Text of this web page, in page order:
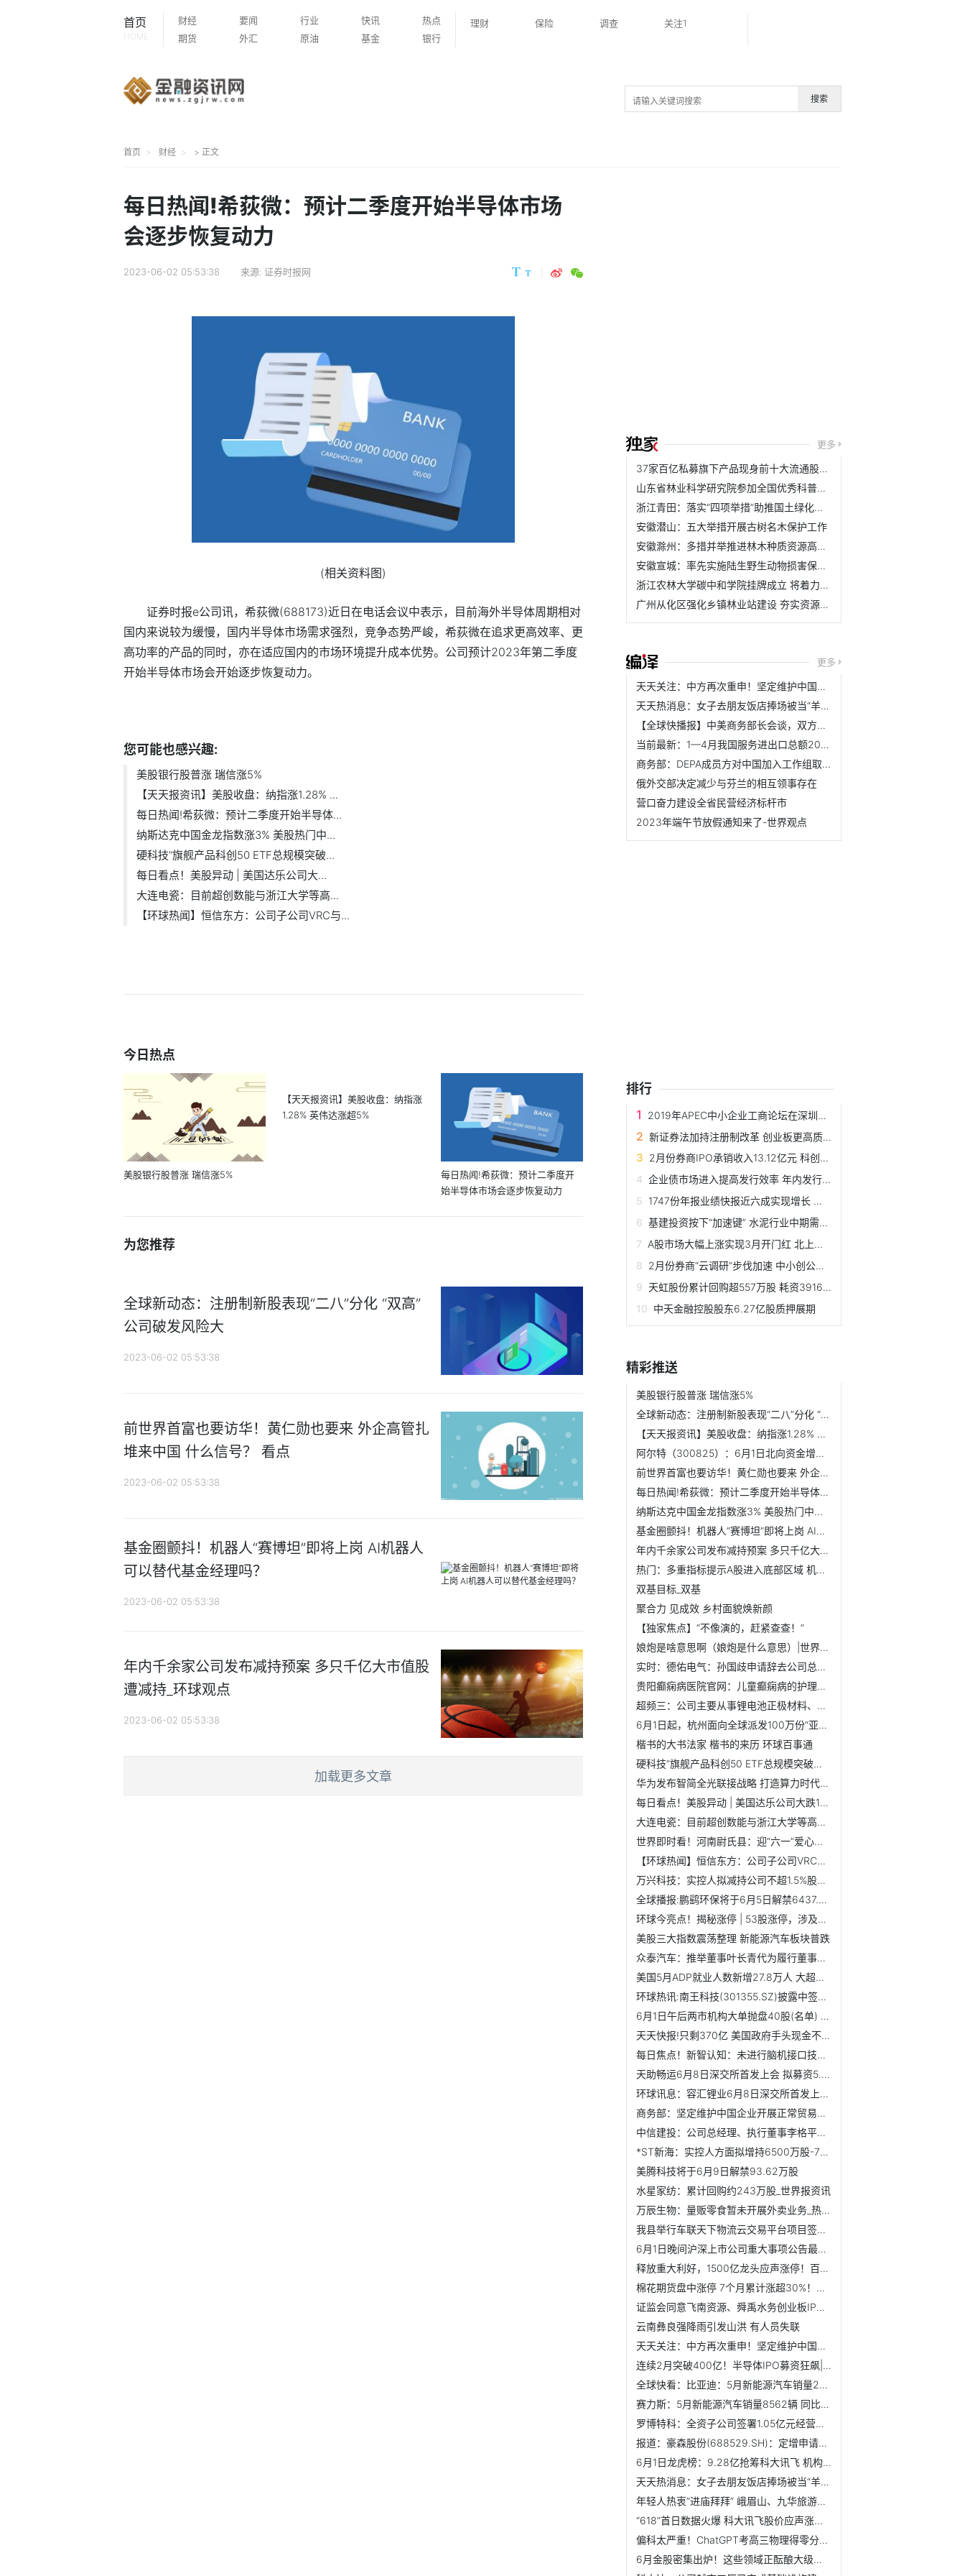
首页
HOME
财经 要闻 行业 快讯
热点
期货
外汇 原油 基金 银行
理财 保险 调查 关注1
搜索
首页 财经 > 正文
每日热闻!希荻微：预计二季度开始半导体市场
会逐步恢复动力
2023-06-02 05:53:38 来源: 证券时报网
(相关资料图)
证券时报e公司讯，希荻微(688173)近日在电话会议中表示，目前海外半导体周期相对
国内来说较为缓慢，国内半导体市场需求强烈，竞争态势严峻，希荻微在追求更高效率、更
高功率的产品的同时，亦在适应国内的市场环境提升成本优势。公司预计2023年第二季度
开始半导体市场会开始逐步恢复动力。
您可能也感兴趣:
美股银行股普涨 瑞信涨5%
【天天报资讯】美股收盘：纳指涨1.28% ...
每日热闻!希荻微：预计二季度开始半导体...
纳斯达克中国金龙指数涨3% 美股热门中...
硬科技”旗舰产品科创50 ETF总规模突破...
每日看点！美股异动 | 美国达乐公司大...
大连电瓷：目前超创数能与浙江大学等高...
【环球热闻】恒信东方：公司子公司VRC与...
今日热点
美股银行股普涨 瑞信涨5%
【天天报资讯】美股收盘：纳指涨
1.28% 英伟达涨超5%
每日热闻!希荻微：预计二季度开
始半导体市场会逐步恢复动力
为您推荐
全球新动态：注册制新股表现“二八”分化 “双高”
公司破发风险大
2023-06-02 05:53:38
前世界首富也要访华！黄仁勋也要来 外企高管扎
堆来中国 什么信号？ 看点
2023-06-02 05:53:38
基金圈颤抖！机器人“赛博坦”即将上岗 AI机器人
可以替代基金经理吗？
2023-06-02 05:53:38
年内千余家公司发布减持预案 多只千亿大市值股
遭减持_环球观点
2023-06-02 05:53:38
加载更多文章
更多
37家百亿私募旗下产品现身前十大流通股名单
山东省林业科学研究院参加全国优秀科普作品评选活动
浙江青田：落实“四项举措”助推国土绿化取得新成效
安徽潜山：五大举措开展古树名木保护工作
安徽滁州：多措并举推进林木种质资源高质量发展
安徽宣城：率先实施陆生野生动物损害保险理赔机制
浙江农林大学碳中和学院挂牌成立 将着力培养具有碳中和与农...
广州从化区强化乡镇林业站建设 夯实资源管护基层基础
更多
天天关注：中方再次重申！坚定维护中国企业开展正常贸易的权利！
天天热消息：女子去朋友饭店捧场被当“羊”宰，朋友诚可欺？
【全球快播报】中美商务部长会谈，双方同意继续保持和加强交流
当前最新：1—4月我国服务进出口总额20816.5亿元，同比增长9.1%
商务部：DEPA成员方对中国加入工作组取得的进展给予积极评价
俄外交部决定减少与芬兰的相互领事存在
营口奋力建设全省民营经济标杆市
2023年端午节放假通知来了-世界观点
排行
2019年APEC中小企业工商论坛在深圳开幕
新证券法加持注册制改革 创业板更高质量发展即日启程
2月份券商IPO承销收入13.12亿元 科创板项目占比近七成
企业债市场进入提高发行效率 年内发行总额或超6000亿元
1747份年报业绩快报近六成实现增长 净利润实现同比翻番公司达154家
基建投资按下“加速键” 水泥行业中期需求有保证
A股市场大幅上涨实现3月开门红 北上资金终结6日净流出
2月份券商“云调研”步伐加速 中小创公司仍是券商调研重点
天虹股份累计回购超557万股 耗资3916.7万元
中天金融控股股东6.27亿股质押展期
精彩推送
美股银行股普涨 瑞信涨5%
全球新动态：注册制新股表现“二八”分化 “双高”公司破发...
【天天报资讯】美股收盘：纳指涨1.28% 英伟达涨超5%
阿尔特（300825）：6月1日北向资金增持3.29万股
前世界首富也要访华！黄仁勋也要来 外企高管扎堆来中国 什...
每日热闻!希荻微：预计二季度开始半导体市场会逐步恢复动力
纳斯达克中国金龙指数涨3% 美股热门中概股集体上涨
基金圈颤抖！机器人“赛博坦”即将上岗 AI机器人可以替代基...
年内千余家公司发布减持预案 多只千亿大市值股遭减持_环球观点
热门：多重指标提示A股进入底部区域 机构预判后续增量资金可期
双基目标_双基
聚合力 见成效 乡村面貌焕新颜
【独家焦点】“不像演的，赶紧查查！”
娘炮是啥意思啊（娘炮是什么意思）|世界消息
实时：德佑电气：孙国歧申请辞去公司总经理职务
贵阳癫痫病医院官网：儿童癫痫病的护理措施有哪些
超频三：公司主要从事锂电池正极材料、电子产品新型散热器件...
6月1日起，杭州面向全球派发100万份“亚运文旅大礼包”！8月...
楷书的大书法家 楷书的来历 环球百事通
硬科技”旗舰产品科创50 ETF总规模突破千亿大关 焦点精选
华为发布智简全光联接战略 打造算力时代的全光底座
每日看点！美股异动 | 美国达乐公司大跌17% 下调全年同店...
大连电瓷：目前超创数能与浙江大学等高校针对江西工厂数智化...
世界即时看！河南尉氏县：迎“六一”爱心捐赠 助振兴学子圆梦
【环球热闻】恒信东方：公司子公司VRC与美国苹果公司没有合作
万兴科技：实控人拟减持公司不超1.5%股份_快看点
全球播报:鹏鹞环保将于6月5日解禁6437.77万股
环球今亮点！揭秘涨停 | 53股涨停，涉及这些热门板块和概念
美股三大指数震荡整理 新能源汽车板块普跌
众泰汽车：推举董事叶长青代为履行董事长职责
美国5月ADP就业人数新增27.8万人 大超预期
环球热讯:南王科技(301355.SZ)披露中签结果：中签号码共有4.7316万个
6月1日午后两市机构大单抛盘40股(名单) 速讯
天天快报!只剩370亿 美国政府手头现金不及马斯克资产五分之...
每日焦点！新智认知：未进行脑机接口技术研发及布局
天助畅运6月8日深交所首发上会 拟募资5.79亿元
环球讯息：容汇锂业6月8日深交所首发上会 拟募资30.6亿元
商务部：坚定维护中国企业开展正常贸易的权利
中信建投：公司总经理、执行董事李格平辞职|全球热门
*ST新海：实控人方面拟增持6500万股-7000万股
美腾科技将于6月9日解禁93.62万股
水星家纺：累计回购约243万股_世界报资讯
万辰生物：量贩零食暂未开展外卖业务_热资讯
我县举行车联天下物流云交易平台项目签约仪式 观察
6月1日晚间沪深上市公司重大事项公告最新快递
释放重大利好，1500亿龙头应声涨停！百度网盘在苹果商店下架...
棉花期货盘中涨停 7个月累计涨超30%！棉花企业业绩亮眼 多...
证监会同意飞南资源、舜禹水务创业板IPO注册 热议
云南彝良强降雨引发山洪 有人员失联
天天关注：中方再次重申！坚定维护中国企业开展正常贸易的权利！
连续2月突破400亿！半导体IPO募资狂飙|每日头条
全球快看：比亚迪：5月新能源汽车销量24.02万辆 去年同期11.49万辆
赛力斯：5月新能源汽车销量8562辆 同比降18.08%
罗博特科：全资子公司签署1.05亿元经营合同
报道：豪森股份(688529.SH)：定增申请获得上交所审核通过
6月1日龙虎榜：9.28亿抢筹科大讯飞 机构净买入16只股-环球新动态
天天热消息：女子去朋友饭店捧场被当“羊”宰，朋友诚可欺？
年轻人热衷“进庙拜拜” 峨眉山、九华旅游两连板 暑期档流...
“618”首日数据火爆 科大讯飞股价应声涨停 机构资金现分歧
偏科太严重！ChatGPT考高三物理得零分！张朝阳：原创内容很重要
6月金股密集出炉！这些领域正酝酿大级别行情？国家队重仓股被...